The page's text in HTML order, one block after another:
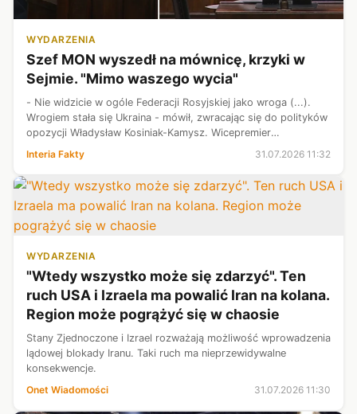
WYDARZENIA
Szef MON wyszedł na mównicę, krzyki w
Sejmie. "Mimo waszego wycia"
- Nie widzicie w ogóle Federacji Rosyjskiej jako wroga (...).
Wrogiem stała się Ukraina - mówił, zwracając się do polityków
opozycji Władysław Kosiniak-Kamysz. Wicepremier
wsparcie dla Kijowa. -...
Interia Fakty 31.07.2026 11:32
WYDARZENIA
"Wtedy wszystko może się zdarzyć". Ten
ruch USA i Izraela ma powalić Iran na kolana.
Region może pogrążyć się w chaosie
Stany Zjednoczone i Izrael rozważają możliwość wprowadzenia
lądowej blokady Iranu. Taki ruch ma nieprzewidywalne
konsekwencje.
Onet Wiadomości
31.07.2026 11:30